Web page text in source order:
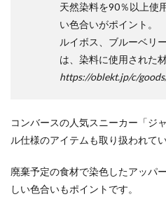
天然染料を90％以上使
い色合いがポイント。
ルイボス、ブルーベリ
は、染料に使用された
https://oblekt.jp/c/
コンバースの人気スニーカー「ジ
ル仕様のアイテムも取り扱われてい
廃棄予定の食材で染色したアッパ
しい色合いもポイントです。